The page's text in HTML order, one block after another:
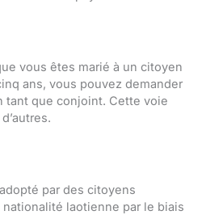
vous êtes marié à un citoyen
ans, vous pouvez demander
tant que conjoint. Cette voie
par des citoyens
laotienne par le biais